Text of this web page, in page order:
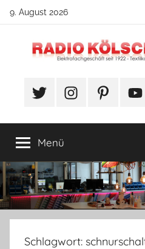
Zum
springen
9. August 2026
Radio
Hamburg
Lampenbau
#TwitterInstagramPinterest
Menü
Schlagwort: